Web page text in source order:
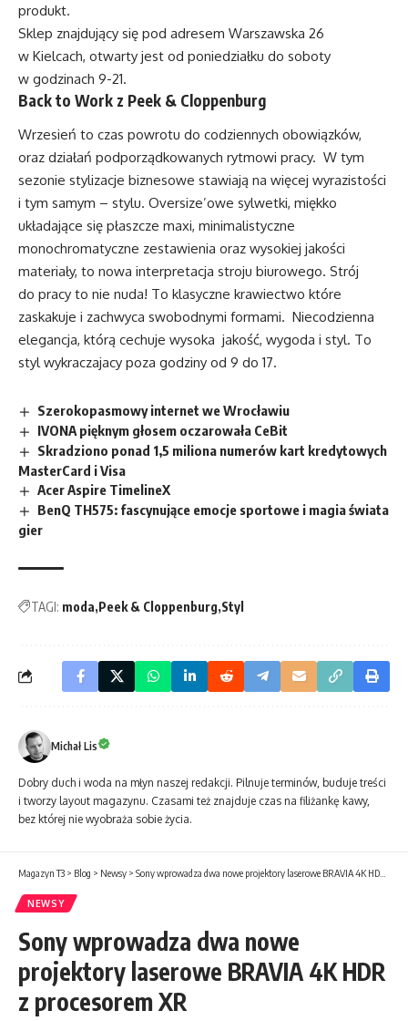
produkt.
Sklep znajdujący się pod adresem Warszawska 26
w Kielcach, otwarty jest od poniedziałku do soboty
w godzinach 9-21.
Back to Work z Peek & Cloppenburg
Wrzesień to czas powrotu do codziennych obowiązków,
oraz działań podporządkowanych rytmowi pracy. W tym
sezonie stylizacje biznesowe stawiają na więcej wyrazistości
i tym samym – stylu. Oversize’owe sylwetki, miękko
układające się płaszcze maxi, minimalistyczne
monochromatyczne zestawienia oraz wysokiej jakości
materiały, to nowa interpretacja stroju biurowego. Strój
do pracy to nie nuda! To klasyczne krawiectwo które
zaskakuje i zachwyca swobodnymi formami. Niecodzienna
elegancja, którą cechuje wysoka jakość, wygoda i styl. To
styl wykraczajacy poza godziny od 9 do 17.
Szerokopasmowy internet we Wrocławiu
IVONA pięknym głosem oczarowała CeBit
Skradziono ponad 1,5 miliona numerów kart kredytowych
MasterCard i Visa
Acer Aspire TimelineX
BenQ TH575: fascynujące emocje sportowe i magia świata
gier
TAGI: moda Peek & Cloppenburg Styl
Michał Lis
Dobry duch i woda na młyn naszej redakcji. Pilnuje terminów, buduje treści
i tworzy layout magazynu. Czasami też znajduje czas na filiżankę kawy,
bez której nie wyobraża sobie życia.
Magazyn T3 > Blog > Newsy > Sony wprowadza dwa nowe projektory laserowe BRAVIA 4K HDR z procesorem XR
NEWSY
Sony wprowadza dwa nowe
projektory laserowe BRAVIA 4K HDR
z procesorem XR